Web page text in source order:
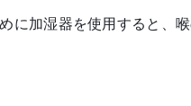
に加湿器を使用すると、